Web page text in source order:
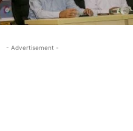
- Advertisement -